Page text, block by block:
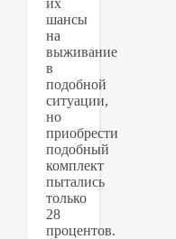
шансы
на
выживание
в
подобной
ситуации,
но
приобрести
подобный
комплект
пытались
только
28
процентов.